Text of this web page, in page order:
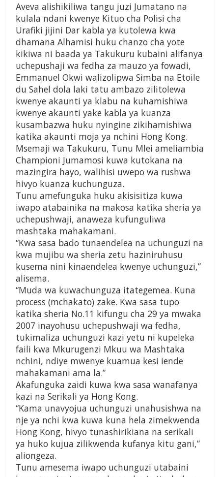
Aveva alishikiliwa tangu juzi Jumatano na
kulala ndani kwenye Kituo cha Polisi cha
Urafiki jijini Dar kabla ya kutolewa kwa
dhamana Alhamisi huku chanzo cha yote
kikiwa ni baada ya Takukuru kubaini alifanya
uchepushaji wa fedha za mauzo ya fowadi,
Emmanuel Okwi walizolipwa Simba na Etoile
du Sahel dola laki tatu ambazo zilitolewa
kwenye akaunti ya klabu na kuhamishiwa
kwenye akaunti yake kabla ya kuanza
kusambazwa huku nyingine zikihamishiwa
katika akaunti moja ya nchini Hong Kong.
Msemaji wa Takukuru, Tunu Mlei ameliambia
Championi Jumamosi kuwa kutokana na
mazingira hayo, walihisi uwepo wa rushwa
hivyo kuanza kuchunguza.
Tunu amefunguka huku akisisitiza kuwa
iwapo atabainika na makosa katika sheria ya
uchepushwaji, anaweza kufunguliwa
mashtaka mahakamani.
“Kwa sasa bado tunaendelea na uchunguzi na
kwa mujibu wa sheria zetu haziniruhusu
kusema nini kinaendelea kwenye uchunguzi,”
alisema.
“Muda wa kuwachunguza itategemea. Kuna
process (mchakato) zake. Kwa sasa tupo
katika sheria No.11 kifungu cha 29 ya mwaka
2007 inayohusu uchepushwaji wa fedha,
tukimaliza uchunguzi kazi yetu ni kupeleka
faili kwa Mkurugenzi Mkuu wa Mashtaka
nchini, ndiye mwenye kuamua kesi iende
mahakamani ama la.”
Akafunguka zaidi kuwa kwa sasa wanafanya
kazi na Serikali ya Hong Kong.
“Kama unavyojua uchunguzi unahusishwa na
nje ya nchi kwa kuwa kuna hela zimekwenda
Hong Kong, hivyo tunashirikiana na serikali
ya huko kujua zilikwenda kufanya kitu gani,”
aliongeza.
Tunu amesema iwapo uchunguzi utabaini